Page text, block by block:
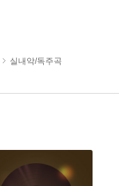
실내악/독주곡